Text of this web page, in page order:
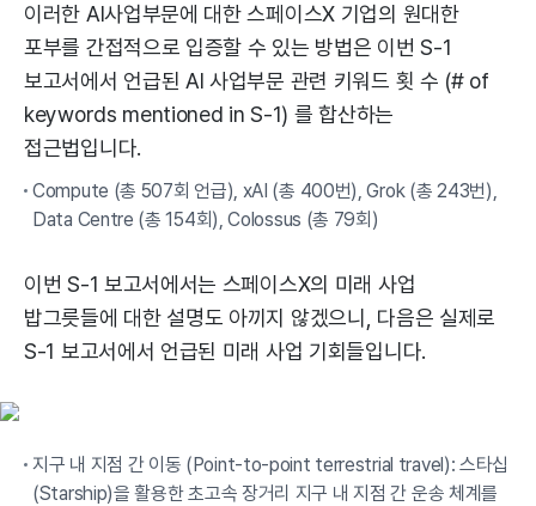
이러한 AI사업부문에 대한 스페이스X 기업의 원대한
포부를 간접적으로 입증할 수 있는 방법은 이번 S-1
보고서에서 언급된 AI 사업부문 관련 키워드 횟 수 (# of
keywords mentioned in S-1) 를 합산하는
접근법입니다.
Compute (총 507회 언급), xAI (총 400번), Grok (총 243번),
Data Centre (총 154회), Colossus (총 79회)
이번 S-1 보고서에서는 스페이스X의 미래 사업
밥그릇들에 대한 설명도 아끼지 않겠으니, 다음은 실제로
S-1 보고서에서 언급된 미래 사업 기회들입니다.
지구 내 지점 간 이동 (Point-to-point terrestrial travel): 스타십
(Starship)을 활용한 초고속 장거리 지구 내 지점 간 운송 체계를